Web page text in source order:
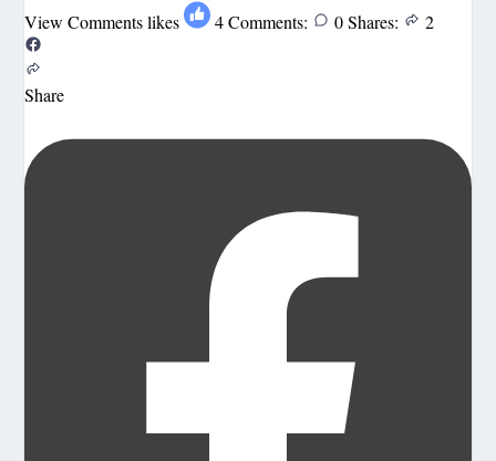
View Comments likes 4 Comments: 0 Shares: 2
Share